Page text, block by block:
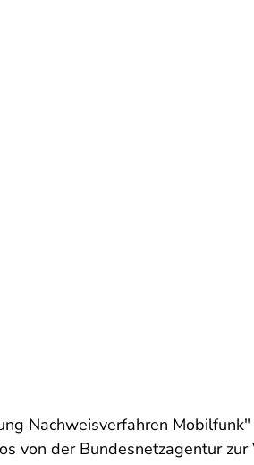
Nachweisverfahren
von der Bundesnetzagentur